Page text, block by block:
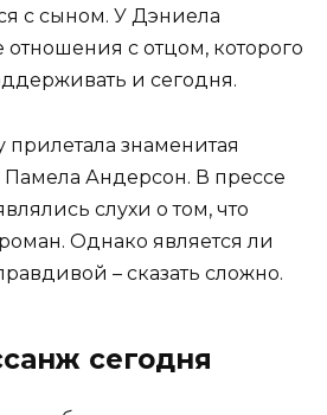
с сыном. У Дэниела
отношения с отцом, которого
и сегодня.
прилетала знаменитая
Андерсон. В прессе
слухи о том, что
Однако является ли
– сказать сложно.
сегодня